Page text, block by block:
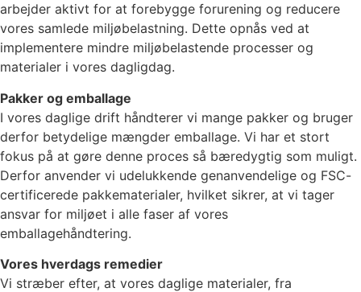
arbejder aktivt for at forebygge forurening og reducere
vores samlede miljøbelastning. Dette opnås ved at
implementere mindre miljøbelastende processer og
materialer i vores dagligdag.
Pakker og emballage
I vores daglige drift håndterer vi mange pakker og bruger
derfor betydelige mængder emballage. Vi har et stort
fokus på at gøre denne proces så bæredygtig som muligt.
Derfor anvender vi udelukkende genanvendelige og FSC-
certificerede pakkematerialer, hvilket sikrer, at vi tager
ansvar for miljøet i alle faser af vores
emballagehåndtering.
Vores hverdags remedier
Vi stræber efter, at vores daglige materialer, fra